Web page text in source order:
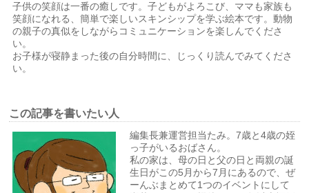
子供の笑顔は一番の癒しです。子どもがよろこび、ママも家族も
笑顔になれる、簡単で楽しいスキンシップを学ぶ絵本です。動物
の親子の真似をしながらコミュニケーションを楽しんでくださ
い。
お子様が寝静まった後の自分時間に、じっくり読んでみてくださ
い。
この記事を書いたい人
編集長兼運営担当たみ。7歳と4歳の姪
っ子がいるおばさん。
私の家は、母の日と父の日と両親の誕
生日がこの5月から7月にあるので、ぜ
ーんぶまとめて1つのイベントにして